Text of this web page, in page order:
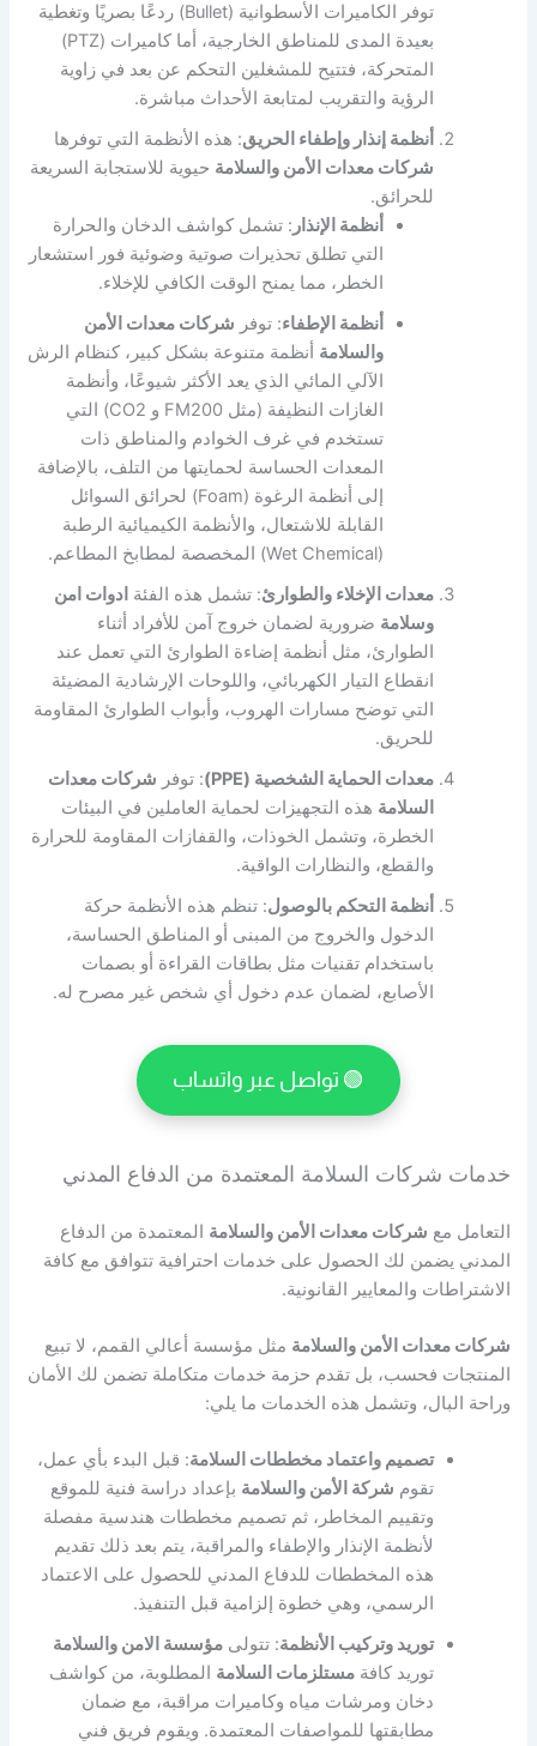
توفر الكاميرات الأسطوانية (Bullet) ردعًا بصريًا وتغطية
بعيدة المدى للمناطق الخارجية، أما كاميرات (PTZ)
المتحركة، فتتيح للمشغلين التحكم عن بعد في زاوية
الرؤية والتقريب لمتابعة الأحداث مباشرة.
أنظمة إنذار وإطفاء الحريق: هذه الأنظمة التي توفرها
شركات معدات الأمن والسلامة حيوية للاستجابة السريعة
للحرائق.
أنظمة الإنذار : تشمل كواشف الدخان والحرارة
التي تطلق تحذيرات صوتية وضوئية فور استشعار
الخطر، مما يمنح الوقت الكافي للإخلاء.
أنظمة الإطفاء: توفر شركات معدات الأمن
والسلامة أنظمة متنوعة بشكل كبير، كنظام الرش
الآلي المائي الذي يعد الأكثر شيوعًا، وأنظمة
الغازات النظيفة (مثل FM200 و CO2) التي
تستخدم في غرف الخوادم والمناطق ذات
المعدات الحساسة لحمايتها من التلف، بالإضافة
إلى أنظمة الرغوة (Foam) لحرائق السوائل
القابلة للاشتعال، والأنظمة الكيميائية الرطبة
(Wet Chemical) المخصصة لمطابخ المطاعم.
معدات الإخلاء والطوارئ: تشمل هذه الفئة ادوات امن
وسلامة ضرورية لضمان خروج آمن للأفراد أثناء
الطوارئ، مثل أنظمة إضاءة الطوارئ التي تعمل عند
انقطاع التيار الكهربائي، واللوحات الإرشادية المضيئة
التي توضح مسارات الهروب، وأبواب الطوارئ المقاومة
للحريق.
معدات الحماية الشخصية (PPE)
: توفر شركات معدات
السلامة هذه التجهيزات لحماية العاملين في البيئات
الخطرة، وتشمل الخوذات، والقفازات المقاومة للحرارة
والقطع، والنظارات الواقية.
أنظمة التحكم بالوصول: تنظم هذه الأنظمة حركة
الدخول والخروج من المبنى أو المناطق الحساسة،
باستخدام تقنيات مثل بطاقات القراءة أو بصمات
الأصابع، لضمان عدم دخول أي شخص غير مصرح له.
🟢 تواصل عبر واتساب
خدمات شركات السلامة المعتمدة من الدفاع المدني
التعامل مع شركات معدات الأمن والسلامة المعتمدة من الدفاع
المدني يضمن لك الحصول على خدمات احترافية تتوافق مع كافة
الاشتراطات والمعايير القانونية.
شركات معدات الأمن والسلامة مثل مؤسسة أعالي القمم، لا تبيع
المنتجات فحسب، بل تقدم حزمة خدمات متكاملة تضمن لك الأمان
وراحة البال، وتشمل هذه الخدمات ما يلي:
تصميم واعتماد مخططات السلامة: قبل البدء بأي عمل،
تقوم شركة الأمن والسلامة بإعداد دراسة فنية للموقع
وتقييم المخاطر، ثم تصميم مخططات هندسية مفصلة
لأنظمة الإنذار والإطفاء والمراقبة، يتم بعد ذلك تقديم
هذه المخططات للدفاع المدني للحصول على الاعتماد
الرسمي، وهي خطوة إلزامية قبل التنفيذ.
توريد وتركيب الأنظمة: تتولىمؤسسة الامن والسلامة
توريد كافةمستلزمات السلامة المطلوبة، من كواشف
دخان ومرشات مياه وكاميرات مراقبة، مع ضمان
مطابقتها للمواصفات المعتمدة. ويقوم فريق فني